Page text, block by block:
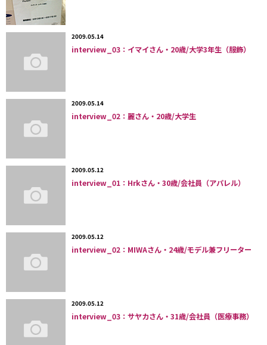
2009.05.14
interview_03：イマイさん・20歳/大学3年生（服飾）
2009.05.14
interview_02：麗さん・20歳/大学生
2009.05.12
interview_01：Hrkさん・30歳/会社員（アパレル）
2009.05.12
interview_02：MIWAさん・24歳/モデル兼フリーター
2009.05.12
interview_03：サヤカさん・31歳/会社員（医療事務）